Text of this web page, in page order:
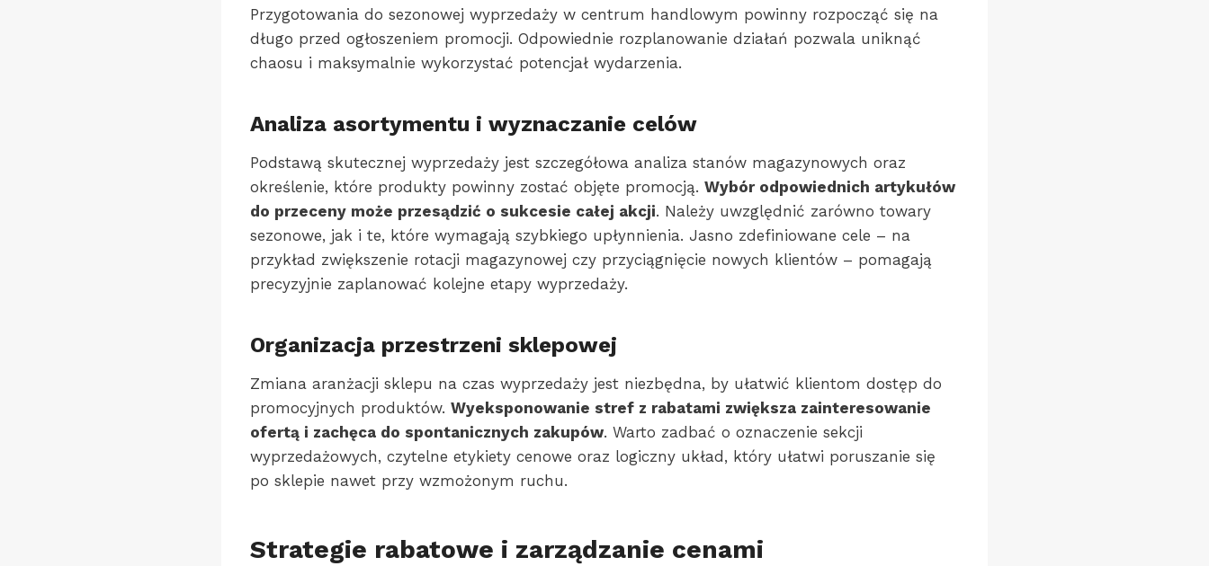
Przygotowania do sezonowej wyprzedaży w centrum handlowym powinny rozpocząć się na
długo przed ogłoszeniem promocji. Odpowiednie rozplanowanie działań pozwala uniknąć
chaosu i maksymalnie wykorzystać potencjał wydarzenia.
Analiza asortymentu i wyznaczanie celów
Podstawą skutecznej wyprzedaży jest szczegółowa analiza stanów magazynowych oraz
określenie, które produkty powinny zostać objęte promocją. Wybór odpowiednich artykułów
do przeceny może przesądzić o sukcesie całej akcji. Należy uwzględnić zarówno towary
sezonowe, jak i te, które wymagają szybkiego upłynnienia. Jasno zdefiniowane cele – na
przykład zwiększenie rotacji magazynowej czy przyciągnięcie nowych klientów – pomagają
precyzyjnie zaplanować kolejne etapy wyprzedaży.
Organizacja przestrzeni sklepowej
Zmiana aranżacji sklepu na czas wyprzedaży jest niezbędna, by ułatwić klientom dostęp do
promocyjnych produktów. Wyeksponowanie stref z rabatami zwiększa zainteresowanie
ofertą i zachęca do spontanicznych zakupów. Warto zadbać o oznaczenie sekcji
wyprzedażowych, czytelne etykiety cenowe oraz logiczny układ, który ułatwi poruszanie się
po sklepie nawet przy wzmożonym ruchu.
Strategie rabatowe i zarządzanie cenami